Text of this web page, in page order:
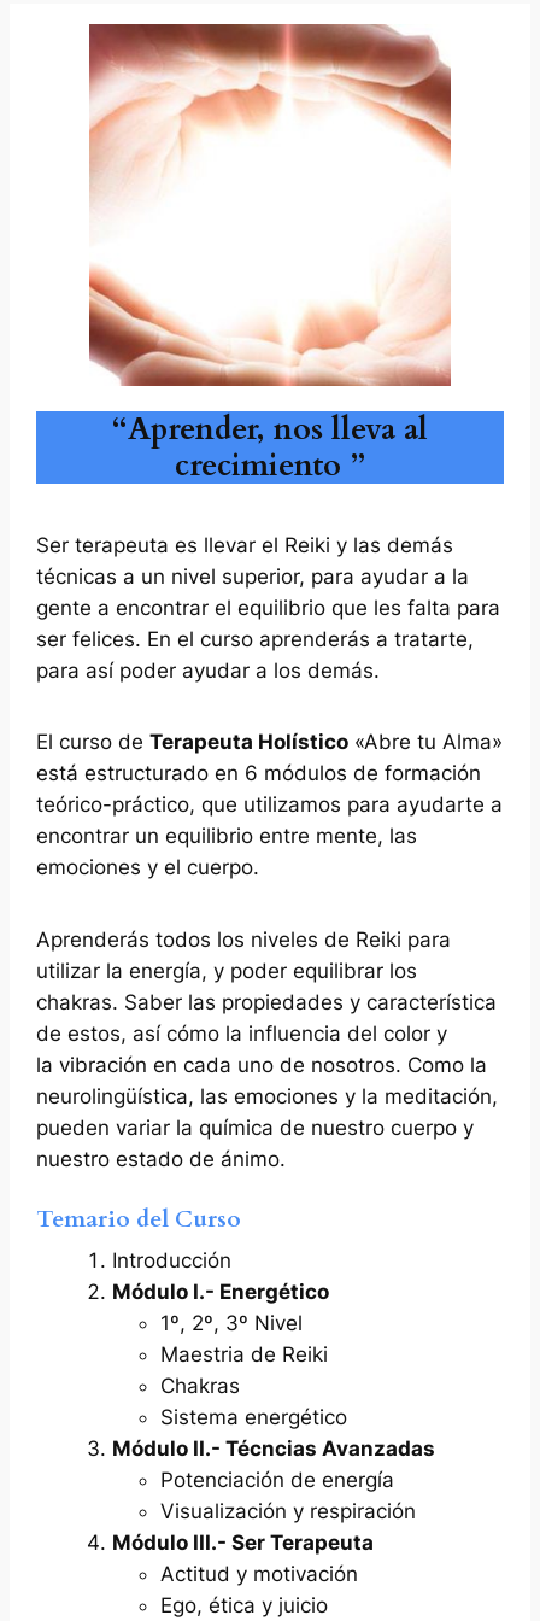
“Aprender, nos lleva al
crecimiento ”
Ser terapeuta es llevar el Reiki y las demás
técnicas a un nivel superior, para ayudar a la
gente a encontrar el equilibrio que les falta para
ser felices. En el curso aprenderás a tratarte,
para así poder ayudar a los demás.
El curso deTerapeuta Holístico «Abre tu Alma»
está estructurado en 6 módulos de formación
teórico-práctico, que utilizamos para ayudarte a
encontrar un equilibrio entre mente, las
emociones y el cuerpo.
Aprenderás todos los niveles de Reiki para
utilizar la energía, y poder equilibrar los
chakras. Saber las propiedades y característica
de estos, así cómo la influencia del color y
la vibración en cada uno de nosotros. Como la
neurolingüística, las emociones y la meditación,
pueden variar la química de nuestro cuerpo y
nuestro estado de ánimo.
Temario del Curso
Introducción
Módulo I.- Energético
1º, 2º, 3º Nivel
Maestria de Reiki
Chakras
Sistema energético
Módulo II.- Técncias Avanzadas
Potenciación de energía
Visualización y respiración
Módulo III.- Ser Terapeuta
Actitud y motivación
Ego, ética y juicio